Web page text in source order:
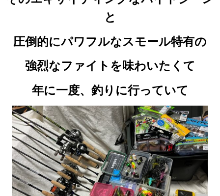
と
圧倒的にパワフルなスモール特有の
強烈なファイトを味わいたくて
年に一度、 釣りに行っていて